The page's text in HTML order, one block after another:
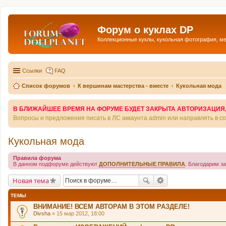
Форум о куклах DP
Коллекционные куклы, кукольная фотография,
Ссылки FAQ
Список форумов К вершинам мастерства - вместе Кукольная мода
В БЛИЖАЙШЕЕ ВРЕМЯ НА ФОРУМЕ БУДЕТ ЗАКРЫТА
Вопросы и предложения писать в ЛС аккаунта admin или направлять в
Кукольная мода
Правила форума
В данном подфоруме действуют ДОПОЛНИТЕЛЬНЫЕ ПРАВИЛА . Благодарим
Новая тема
ТЕМЫ
ВНИМАНИЕ! ВСЕМ АВТОРАМ В ЭТОМ РАЗДЕЛЕ!
Divsha » 15 мар 2012, 18:00